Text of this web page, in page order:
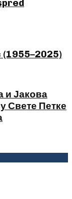
и Јакова
Свете Петке